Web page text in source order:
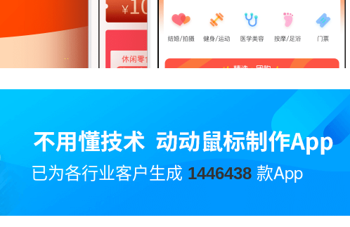
已为各行业客户生成 1446438 款App